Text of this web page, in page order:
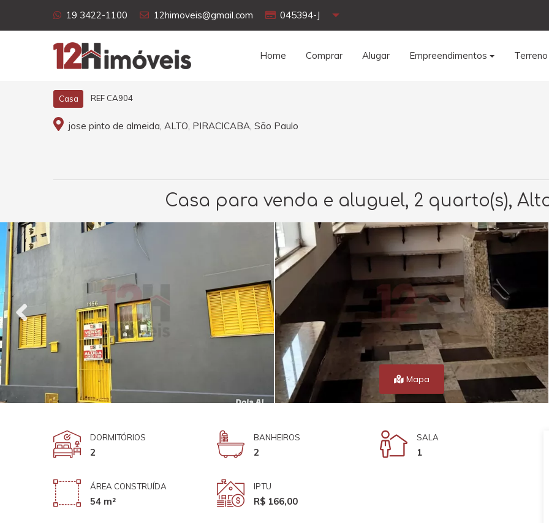
19 3422-1100 12himoveis@gmail.com 045394-J
Home Comprar Alugar Empreendimentos
Casa REF CA904
jose pinto de almeida, ALTO, PIRACICABA, São Paulo
Casa para venda e aluguel, 2 quarto(s),
Mapa
DORMITÓRIOS
2
BANHEIROS
2
SALA
1
ÁREA CONSTRUÍDA
54 m²
IPTU
R$ 166,00